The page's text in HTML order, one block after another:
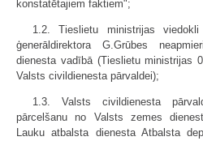
konstatētajiem faktiem";
1.2. Tieslietu ministrijas
ģenerāldirektora G.Grūbes
dienesta vadībā (Tieslietu ministrijas
Valsts civildienesta pārvaldei);
1.3. Valsts civildienesta
pārcelšanu no Valsts zemes
Lauku atbalsta dienesta Atbalsta